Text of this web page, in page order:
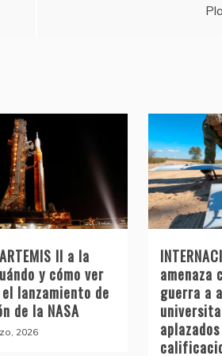
II a la
y cómo ver
lanzamiento de
de la NASA
2026
amenaza
guerra a